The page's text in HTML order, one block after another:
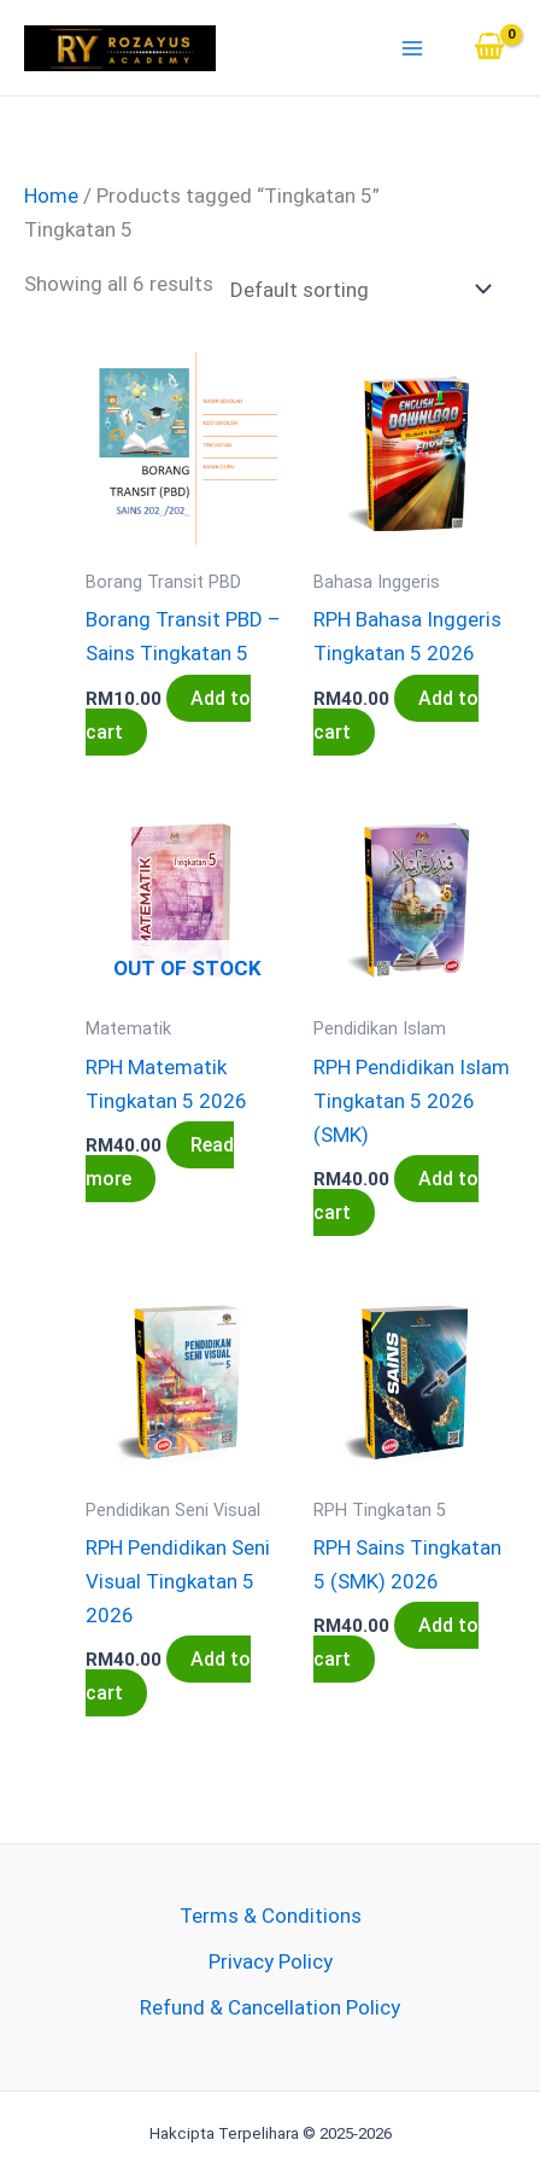
Home / Products tagged “Tingkatan 5”
Tingkatan 5
Showing all 6 results
Borang Transit PBD
Borang Transit PBD –
Sains Tingkatan 5
RM10.00
Add to
cart
Bahasa Inggeris
RPH Bahasa Inggeris
Tingkatan 5 2026
RM40.00
Add to
cart
OUT OF STOCK
Matematik
RPH Matematik
Tingkatan 5 2026
RM40.00
Read
more
Pendidikan Islam
RPH Pendidikan Islam
Tingkatan 5 2026
(SMK)
RM40.00
Add to
cart
Pendidikan Seni Visual
RPH Pendidikan Seni
Visual Tingkatan 5
2026
RM40.00
Add to
cart
RPH Tingkatan 5
RPH Sains Tingkatan
5 (SMK) 2026
RM40.00
Add to
cart
Terms & Conditions
Privacy Policy
Refund & Cancellation Policy
Hakcipta Terpelihara © 2025-2026